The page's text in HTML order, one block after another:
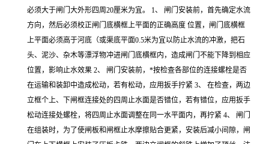
必须大于闸门大外形四周20厘米为宜。 1、 闸门安装前，首先确定水流
方向，然后必须校正闸门底横框上平面的正确高度 位置，闸门底横框
上平面必须高于河底（或渠底平面0.5米为宜以防止水流的冲激，把石
头、泥沙、杂木等漂浮物冲进闸门底横框内，造成闸门不能下降到相应
位置，影响止水效果 2、 闸门安装前，*按检查各部位的连接螺栓是否
在运输和装卸中造成松动，若有松动，应用扳手拧紧 3、 在检查，两边
立框个上、下闸框连接处的四周止水面是否错位，若有错位，应用扳手
松动连接处螺栓，将四周止水面调整在同一水平面内，再拧紧 4、 闸门
在组装时，为了使闸板和闸框止水摩擦贴合更紧，安装后减小间隙，闸